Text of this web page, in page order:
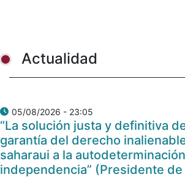
Actualidad
05/08/2026 - 23:05
“La solución justa y definitiva
garantía del derecho
saharaui a la
independencia” (Presidente de